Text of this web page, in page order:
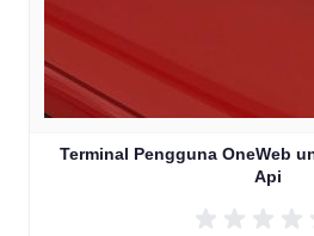
Terminal Pengguna OneWeb
Api